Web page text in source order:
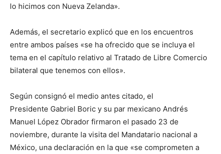
lo hicimos con Nueva Zelanda».
Además, el secretario explicó que en los encuentros
entre ambos países «se ha ofrecido que se incluya el
tema en el capítulo relativo al Tratado de Libre Comercio
bilateral que tenemos con ellos».
Según consignó el medio antes citado, el
Presidente Gabriel Boric y su par mexicano Andrés
Manuel López Obrador firmaron el pasado 23 de
noviembre, durante la visita del Mandatario nacional a
México, una declaración en la que «se comprometen a